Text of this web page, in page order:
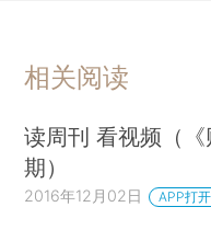
相关阅读
读周刊 看视频（
期）
2016年12月02日 APP打开